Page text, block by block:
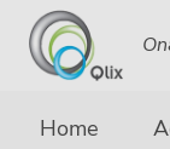
Home